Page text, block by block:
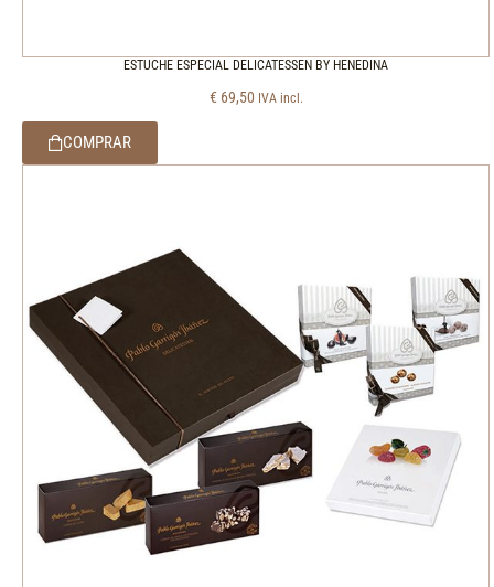
ESTUCHE ESPECIAL DELICATESSEN BY HENEDINA
€ 69,50 IVA incl.
COMPRAR